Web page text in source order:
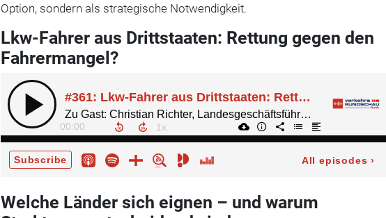
Option, sondern als strategische Notwendigkeit.
Lkw-Fahrer aus Drittstaaten: Rettung gegen den
Fahrermangel?
Welche Länder sich eignen – und warum